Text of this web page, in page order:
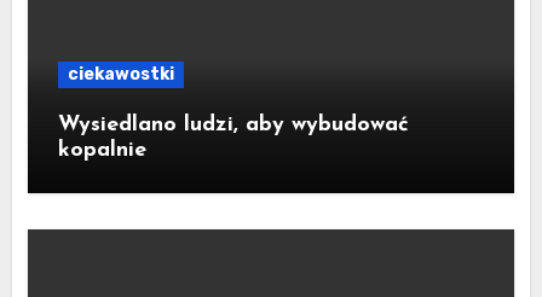
ciekawostki
Wysiedlano ludzi, aby wybudować
kopalnie